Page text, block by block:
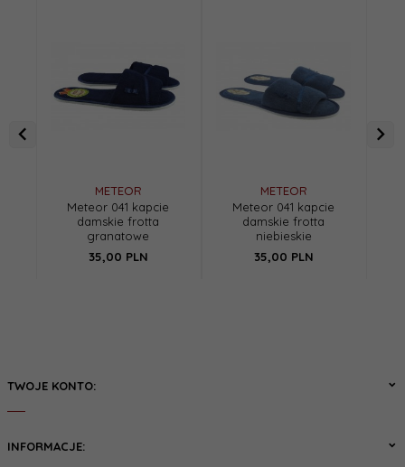
METEOR
Meteor 041 kapcie
damskie frotta
granatowe
35,00 PLN
METEOR
Meteor 041 kapcie
damskie frotta
niebieskie
35,00 PLN
TWOJE KONTO:
INFORMACJE: